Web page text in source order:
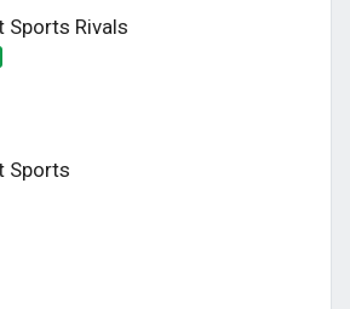
Sports Rivals
Sports